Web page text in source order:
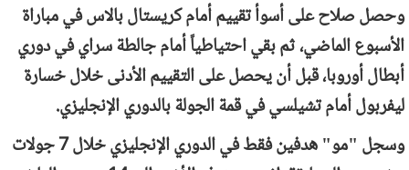
وحصل صلاح على أسوأ تقييم أمام كريستال بالاس في مباراة
الأسبوع الماضي، ثم بقي احتياطياً أمام جالطة سراي في دوري
أبطال أوروبا، قبل أن يحصل على التقييم الأدنى خلال خسارة
ليفربول أمام تشيلسي في قمة الجولة بالدوري الإنجليزي.
وسجل "مو" هدفين فقط في الدوري الإنجليزي خلال 7 جولات